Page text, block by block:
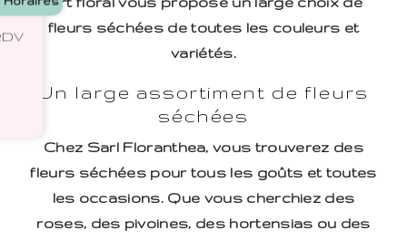
fleurs séchées de toutes les couleurs et
variétés.
Un large assortiment de fleurs
séchées
Chez Sarl Floranthea, vous trouverez des
fleurs séchées pour tous les goûts et toutes
les occasions. Que vous cherchiez des
roses, des pivoines, des hortensias ou des